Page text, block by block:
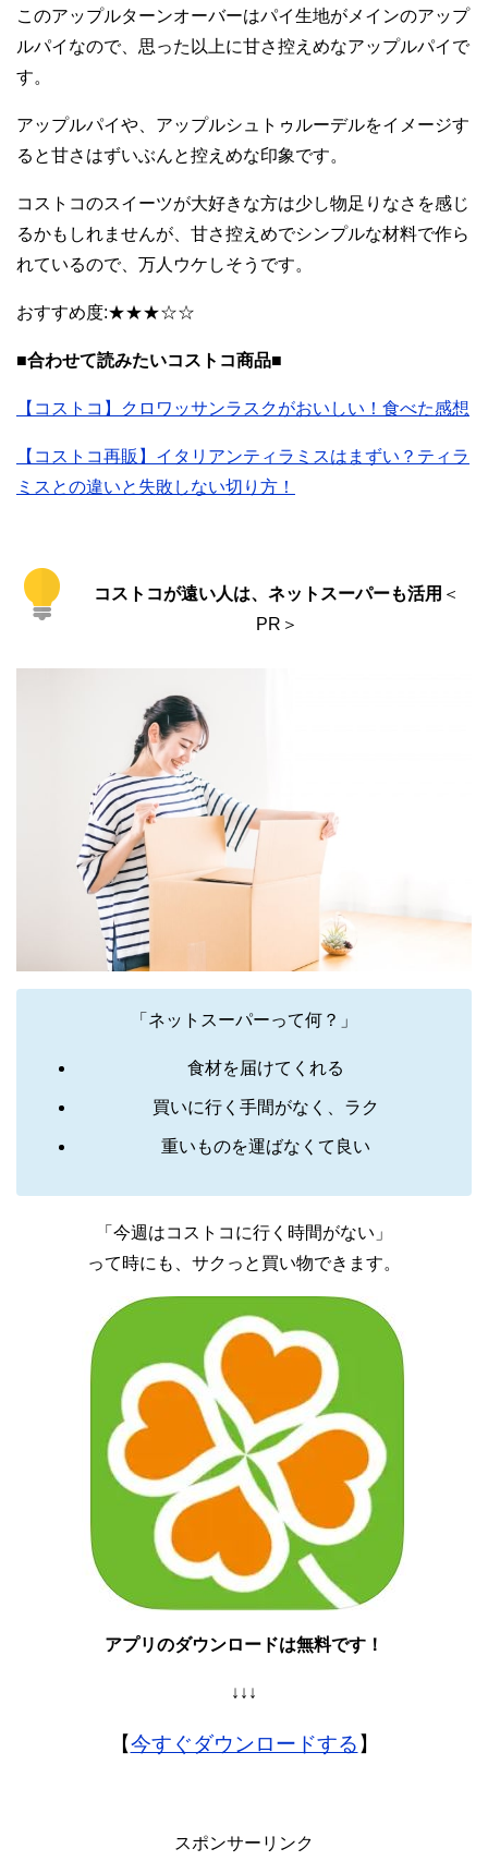
このアップルターンオーバーはパイ生地がメインのアップ
ルパイなので、思った以上に甘さ控えめなアップルパイで
す。
アップルパイや、アップルシュトゥルーデルをイメージす
ると甘さはずいぶんと控えめな印象です。
コストコのスイーツが大好きな方は少し物足りなさを感じ
るかもしれませんが、甘さ控えめでシンプルな材料で作ら
れているので、万人ウケしそうです。
おすすめ度:★★★☆☆
■合わせて読みたいコストコ商品■
【コストコ】クロワッサンラスクがおいしい！食べた感想
【コストコ再販】イタリアンティラミスはまずい？ティラ
ミスとの違いと失敗しない切り方！
コストコが遠い人は、ネットスーパーも活用 ＜
PR＞
「ネットスーパーって何？」
食材を届けてくれる
買いに行く手間がなく、ラク
重いものを運ばなくて良い
「今週はコストコに行く時間がない」
って時にも、サクっと買い物できます。
アプリのダウンロードは無料です！
↓↓↓
【今すぐダウンロードする 】
スポンサーリンク